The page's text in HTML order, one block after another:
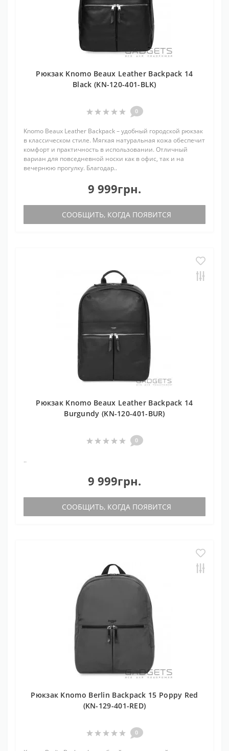
Рюкзак Knomo Beaux Leather Backpack 14
Black (KN-120-401-BLK)
0
Knomo Beaux Leather Backpack – удобный городской рюкзак
в классическом стиле. Мягкая натуральная кожа обеспечит
комфорт и практичность в использовании. Отличный
вариан для повседневной носки как в офис, так и на
вечернюю прогулку. Благодар..
9 999грн.
СООБЩИТЬ, КОГДА ПОЯВИТСЯ
Рюкзак Knomo Beaux Leather Backpack 14
Burgundy (KN-120-401-BUR)
0
..
9 999грн.
СООБЩИТЬ, КОГДА ПОЯВИТСЯ
Рюкзак Knomo Berlin Backpack 15 Poppy Red
(KN-129-401-RED)
0